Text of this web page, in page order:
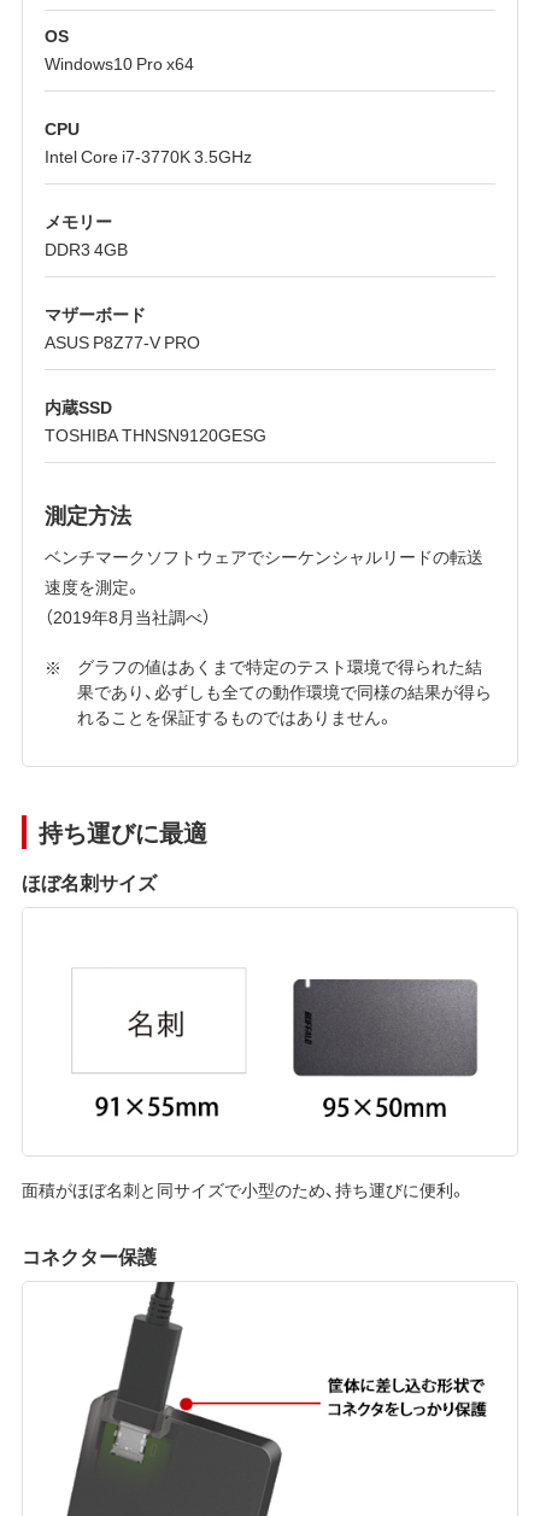
OS
Windows10 Pro x64
CPU
Intel Core i7-3770K 3.5GHz
メモリー
DDR3 4GB
マザーボード
ASUS P8Z77-V PRO
内蔵SSD
TOSHIBA THNSN9120GESG
測定方法
ベンチマークソフトウェアでシーケンシャルリードの転送
速度を測定。
（2019年8月当社調べ）
グラフの値はあくまで特定のテスト環境で得られた結
果であり、必ずしも全ての動作環境で同様の結果が得ら
れることを保証するものではありません。
持ち運びに最適
ほぼ名刺サイズ
面積がほぼ名刺と同サイズで小型のため、持ち運びに便利。
コネクター保護